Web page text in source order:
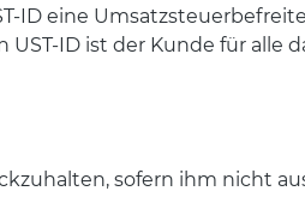
ID eine
ID ist der Kunde für alle
sofern ihm nicht